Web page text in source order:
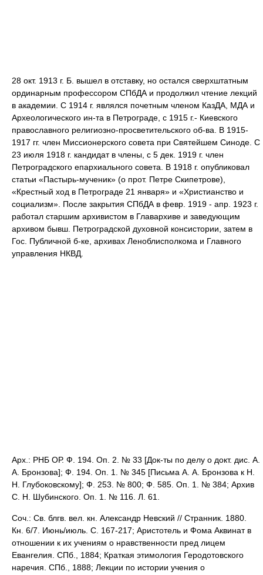
28 окт. 1913 г. Б. вышел в отставку, но остался сверхштатным
ординарным профессором СПбДА и продолжил чтение лекций
в академии. С 1914 г. являлся почетным членом КазДА, МДА и
Археологического ин-та в Петрограде, с 1915 г.- Киевского
православного религиозно-просветительского об-ва. В 1915-
1917 гг. член Миссионерского совета при Святейшем Синоде. С
23 июля 1918 г. кандидат в члены, с 5 дек. 1919 г. член
Петроградского епархиального совета. В 1918 г. опубликовал
статьи «Пастырь-мученик» (о прот. Петре Скипетрове),
«Крестный ход в Петрограде 21 января» и «Христианство и
социализм». После закрытия СПбДА в февр. 1919 - апр. 1923 г.
работал старшим архивистом в Главархиве и заведующим
архивом бывш. Петроградской духовной консистории, затем в
Гос. Публичной б-ке, архивах Леноблисполкома и Главного
управления НКВД.
Арх.: РНБ ОР. Ф. 194. Оп. 2. № 33 [Док-ты по делу о докт. дис. А.
А. Бронзова]; Ф. 194. Оп. 1. № 345 [Письма А. А. Бронзова к Н.
Н. Глубоковскому]; Ф. 253. № 800; Ф. 585. Оп. 1. № 384; Архив
С. Н. Шубинского. Оп. 1. № 116. Л. 61.
Соч.: Св. блгв. вел. кн. Александр Невский // Странник. 1880.
Кн. 6/7. Июнь/июль. С. 167-217; Аристотель и Фома Аквинат в
отношении к их учениям о нравственности пред лицем
Евангелия. СПб., 1884; Краткая этимология Геродотовского
наречия. СПб., 1888; Лекции по истории учения о